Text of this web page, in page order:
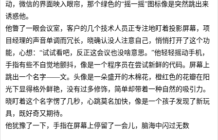
动，微信的界面映入眼帘，那个绿色的“摇一摇”图标像是突然跳出来
诱惑他。
他瞥了一眼会议室，客户的几个技术人员正专注地盯着投影屏幕，项
目经理的声音单调而冗长，晓确认没人注意自己，悄悄打开了这个功
能，心想：“试试看吧，反正这会议也没啥意思。”他轻轻摇动手机，
手指有些不自觉地颤抖，像是一个程序员在尝试新鲜的代码。屏幕上
跳出一个名字——文。头像是一朵盛开的木棉花，橙红色的花瓣在阳
光下显得格外鲜艳，没有过多修饰，简单却带着一种自然的吸引力。
晓盯着这个名字愣了几秒，心跳莫名加快，像是一个孩子发现了新玩
具，既好奇又期待。
他犹豫了一下，手指在屏幕上停留了一会儿，脑海中闪过无数